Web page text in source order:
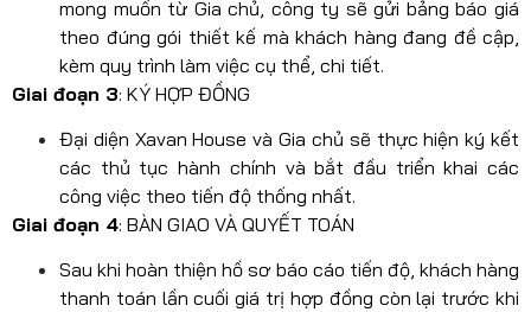
mong muốn từ Gia chủ, công ty sẽ gửi bảng báo giá
theo đúng gói thiết kế mà khách hàng đang đề cập,
kèm quy trình làm việc cụ thể, chi tiết.
Giai đoạn 3: KÝ HỢP ĐỒNG
Đại diện Xavan House và Gia chủ sẽ thực hiện ký kết
các thủ tục hành chính và bắt đầu triển khai các
công việc theo tiến độ thống nhất.
Giai đoạn 4: BÀN GIAO VÀ QUYẾT TOÁN
Sau khi hoàn thiện hồ sơ báo cáo tiến độ, khách hàng
thanh toán lần cuối giá trị hợp đồng còn lại trước khi